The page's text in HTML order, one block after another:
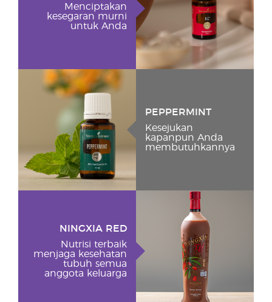
Menciptakan
kesegaran murni
untuk Anda
PEPPERMINT
Kesejukan
kapanpun Anda
membutuhkannya
NINGXIA RED
Nutrisi terbaik
menjaga kesehatan
tubuh semua
anggota keluarga